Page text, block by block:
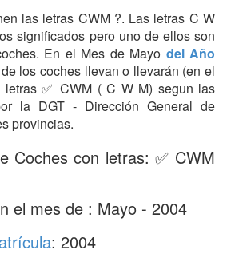
las letras CWM ?. Las letras C W
significados pero uno de ellos son
En el Mes de Mayo del Año
de los coches llevan o llevarán (en el
✅ CWM ( C W M) segun las
la DGT - Dirección General de
provincias.
Coches con letras: ✅ CWM
el mes de : Mayo - 2004
: 2004